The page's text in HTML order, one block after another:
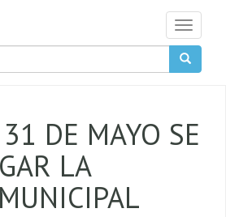
Toggle
DE MAYO SE
LA